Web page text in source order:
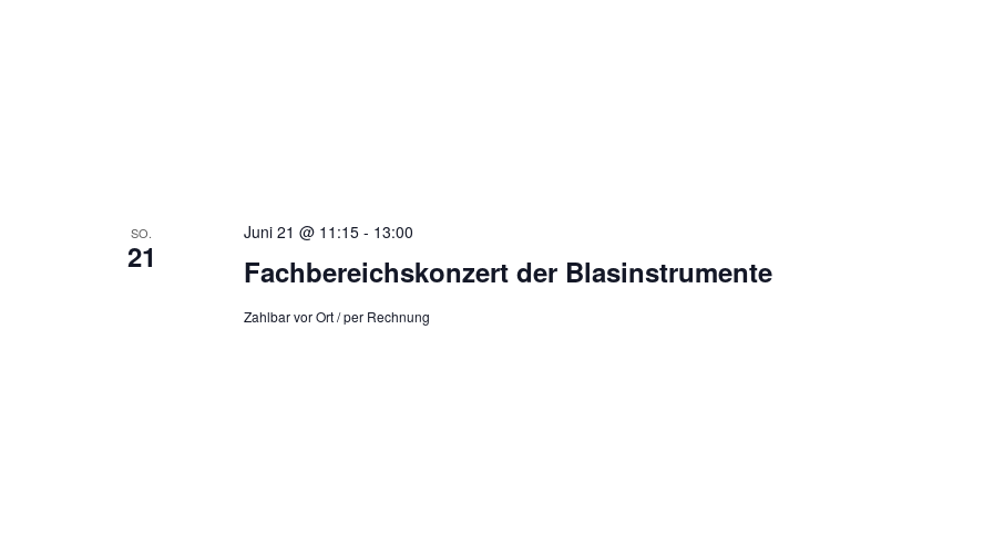
SO.
21 Fachbereichskonzert der Blasinstrumente
Juni 21 @ 11:15- 13:00
Zahlbar vor Ort / per Rechnung